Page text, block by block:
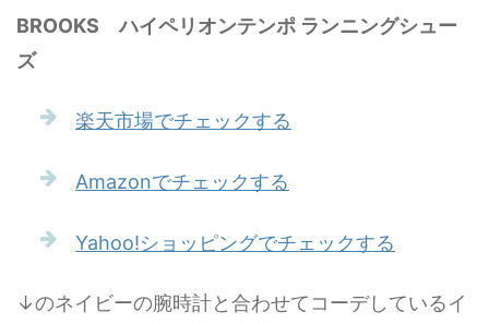
BROOKS ハイペリオンテンポ ランニングシュー
ズ
楽天市場でチェックする
Amazonでチェックする
Yahoo!ショッピングでチェックする
↓のネイビーの腕時計と合わせてコーデしているイ